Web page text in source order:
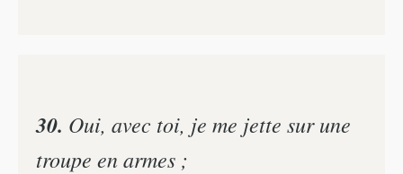
30. Oui, avec toi, je me jette sur une
troupe en armes ;